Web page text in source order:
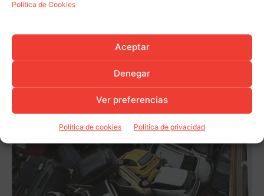
Política de Cookies
Aceptar
Denegar
Ver preferencias
Política de cookies Política de privacidad